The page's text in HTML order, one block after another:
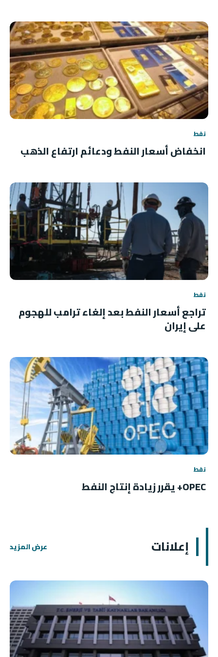
نفط
انخفاض أسعار النفط ودعائم ارتفاع الذهب
نفط
تراجع أسعار النفط بعد إلغاء ترامب للهجوم
على إيران
نفط
OPEC+ يقرر زيادة إنتاج النفط
إعلانات عرض المزيد